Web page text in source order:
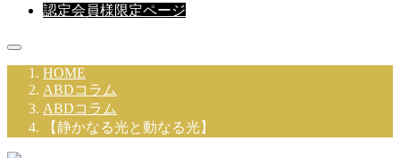
認定会員様限定ページ
HOME
ABDコラム
ABDコラム
【静かなる光と動なる光】